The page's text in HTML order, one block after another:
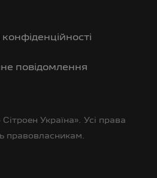
конфіденційності
повідомлення
Україна». Усі права
правовласникам.